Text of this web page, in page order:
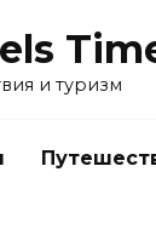
и туризм